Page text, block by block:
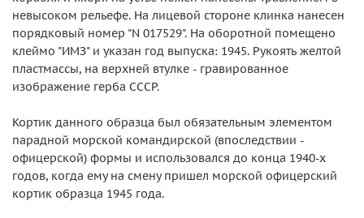
невысоком рельефе. На лицевой стороне клинка нанесен
порядковый номер "N 017529". На оборотной помещено
клеймо "ИМЗ" и указан год выпуска: 1945. Рукоять желтой
пластмассы, на верхней втулке - гравированное
изображение герба СССР.
Кортик данного образца был обязательным элементом
парадной морской командирской (впоследствии -
офицерской) формы и использовался до конца 1940-х
годов, когда ему на смену пришел морской офицерский
кортик образца 1945 года.